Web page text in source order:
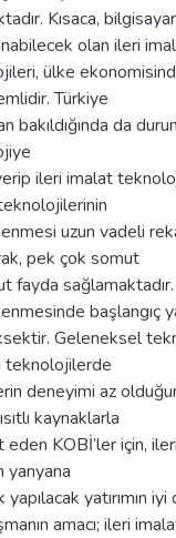
Kısaca,
olan ileri
ülke
Türkiye
bakıldığında da
ileri imalat
uzun vadeli
pek çok somut
fayda
başlangıç
Geleneksel
teknolojilerde
deneyimi az
kaynaklarla
KOBİ’ler için,
yanyana
yapılacak yatırımın
amacı; ileri